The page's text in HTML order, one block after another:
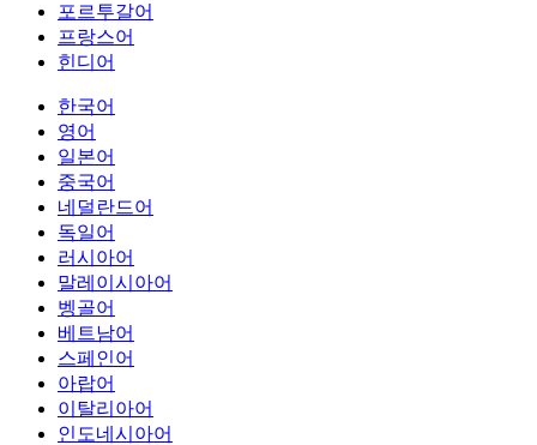
포르투갈어
프랑스어
힌디어
한국어
영어
일본어
중국어
네덜란드어
독일어
러시아어
말레이시아어
벵골어
베트남어
스페인어
아랍어
이탈리아어
인도네시아어